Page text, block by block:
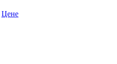
Цене